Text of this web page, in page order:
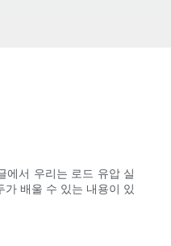
에서 우리는 로드 유압 실
배울 수 있는 내용이 있